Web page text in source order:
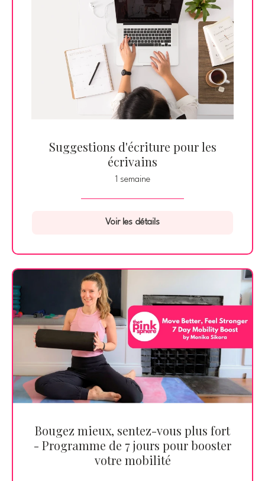
Suggestions d'écriture pour les
écrivains
1 semaine
Voir les détails
Bougez mieux, sentez-vous plus fort
- Programme de 7 jours pour booster
votre mobilité